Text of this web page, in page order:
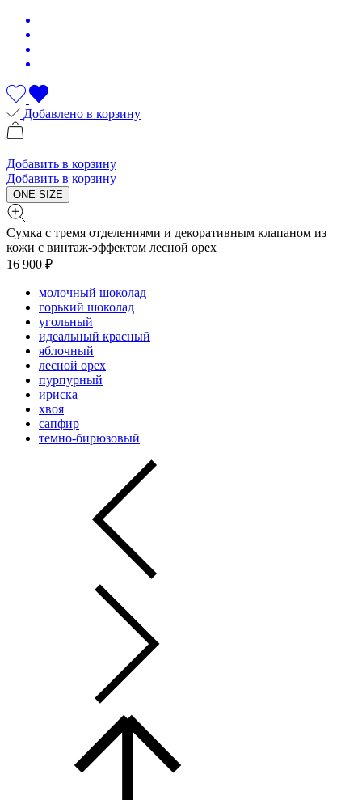
Добавлено в корзину
Добавить в корзину
Добавить в корзину
ONE SIZE
Сумка с тремя отделениями и декоративным клапаном из
кожи с винтаж-эффектом лесной орех
16 900 ₽
молочный шоколад
горький шоколад
угольный
идеальный красный
яблочный
лесной орех
пурпурный
ириска
хвоя
сапфир
темно-бирюзовый